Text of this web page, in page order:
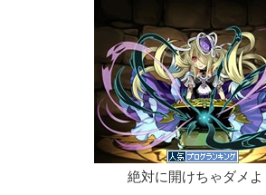
絶対に開けちゃダメよ